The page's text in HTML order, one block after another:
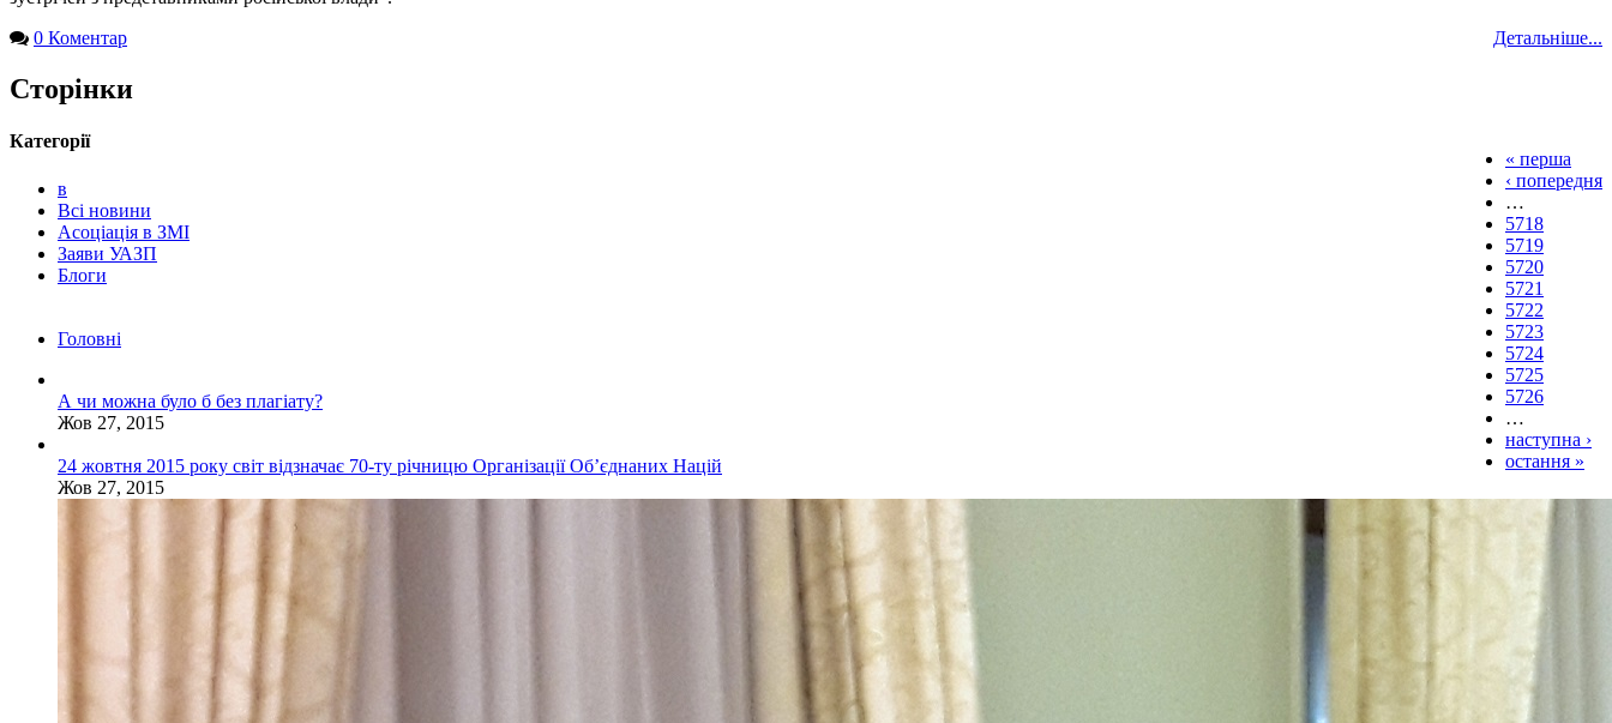
0 Коментар
Детальніше...
Сторінки
« перша
‹ попередня
…
5718
5719
5720
5721
5722
5723
5724
5725
5726
…
наступна ›
остання »
Категорії
в
Всі новини
Асоціація в ЗМІ
Заяви УАЗП
Блоги
Головні
А чи можна було б без плагіату?
Жов 27, 2015
24 жовтня 2015 року світ відзначає 70-ту річницю Організації Об’єднаних Націй
Жов 27, 2015